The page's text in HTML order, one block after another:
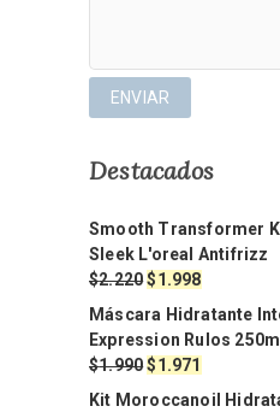
Destacados
Smooth Transformer
Sleek L'oreal Antifrizz
$2.220El
precio
original
era:
$2.220.
$1.998El
actual
es:
$1.998.
Máscara Hidratante
Expression Rulos 250ml
$1.990El
$1.971
precio
Kit Moroccanoil